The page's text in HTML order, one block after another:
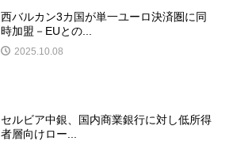
西バルカン3カ国が単一ユーロ決済圏に同
時加盟－EUとの...
2025.10.08
セルビア中銀、国内商業銀行に対し低所得
者層向けロー...